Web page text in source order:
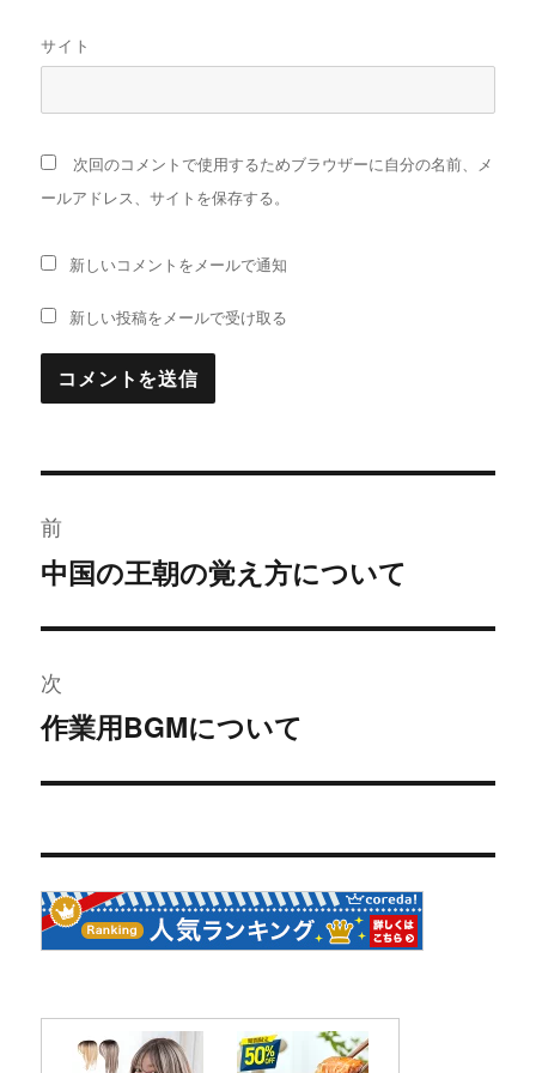
サイト
次回のコメントで使用するためブラウザーに自分の名前、メ
ールアドレス、サイトを保存する。
新しいコメントをメールで通知
新しい投稿をメールで受け取る
稿
ナ
ゲ
ー
ョ
ン
前
過
の
投
中国の王朝の覚え方について
次
次
投
作業用BGMについて